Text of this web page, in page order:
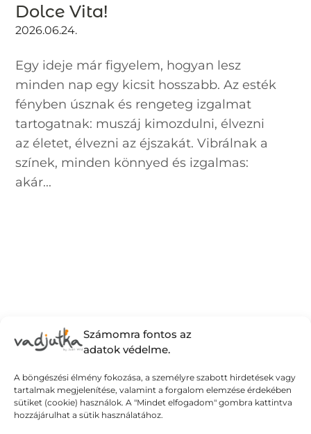
Számomra fontos az
adatok védelme.
A böngészési élmény fokozása, a személyre szabott hirdetések vagy
tartalmak megjelenítése, valamint a forgalom elemzése érdekében
sütiket (cookie) használok. A "Mindet elfogadom" gombra kattintva
hozzájárulhat a sütik használatához.
Dolce Vita!
2026.06.24.
Egy ideje már figyelem, hogyan lesz
minden nap egy kicsit hosszabb. Az esték
fényben úsznak és rengeteg izgalmat
tartogatnak: muszáj kimozdulni, élvezni
az életet, élvezni az éjszakát. Vibrálnak a
színek, minden könnyed és izgalmas:
akár...